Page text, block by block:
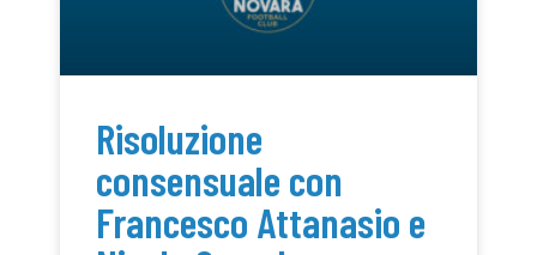
Risoluzione
consensuale con
Francesco Attanasio e